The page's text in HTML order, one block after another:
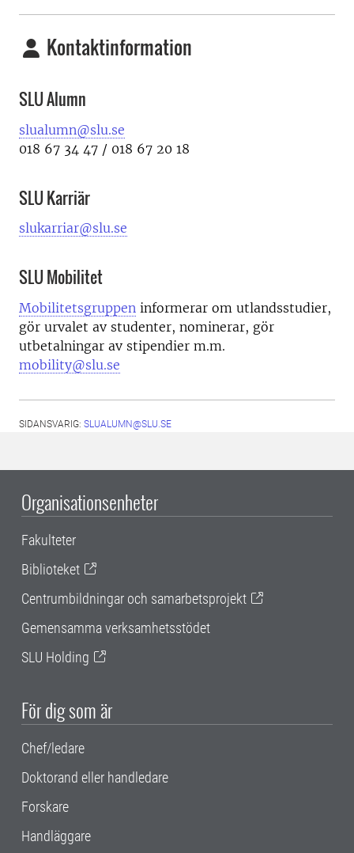
Kontaktinformation
SLU Alumn
slualumn@slu.se
018 67 34 47 / 018 67 20 18
SLU Karriär
slukarriar@slu.se
SLU Mobilitet
Mobilitetsgruppen informerar om utlandsstudier,
gör urvalet av studenter, nominerar, gör
utbetalningar av stipendier m.m.
mobility@slu.se
SIDANSVARIG: SLUALUMN@SLU.SE
Organisationsenheter
Fakulteter
Biblioteket
Centrumbildningar och samarbetsprojekt
Gemensamma verksamhetsstödet
SLU Holding
För dig som är
Chef/ledare
Doktorand eller handledare
Forskare
Handläggare